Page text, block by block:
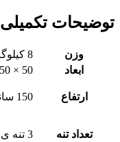
توضیحات تکمیلی
وزن
8 کیلوگرم
ابعاد
50 × 50 × 150 سانتیمتر
ارتفاع 150 سانتیمتر
تعداد تنه 3 تنه ی درختی